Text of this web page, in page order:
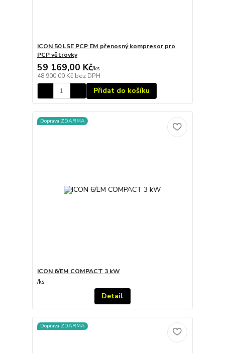
ICON 50 LSE PCP EM přenosný kompresor pro
PCP větrovky
59 169,00 Kč/ks
48 900,00 Kč bez DPH
Přidat do košíku
Doprava ZDARMA
ICON 6/EM COMPACT 3 kW
/ks
Detail
Doprava ZDARMA